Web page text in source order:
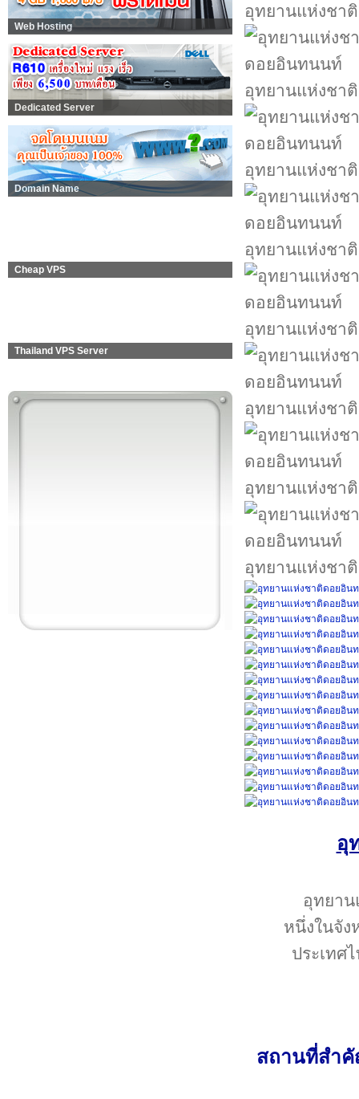
Web Hosting
Dedicated Server
Domain Name
Cheap VPS
Thailand VPS Server
อุทยานแห่งชา
อุทยานแห่งชา
อุทยานแห่งชา
อุทยานแห่งชา
อุทยานแห่งชา
อุทยานแห่งชา
อุทยานแห่งชา
อุทยานแห่งชา
อุ
อุทยา
หนึ่งในจั
ประเทศ
สถานที่สำ